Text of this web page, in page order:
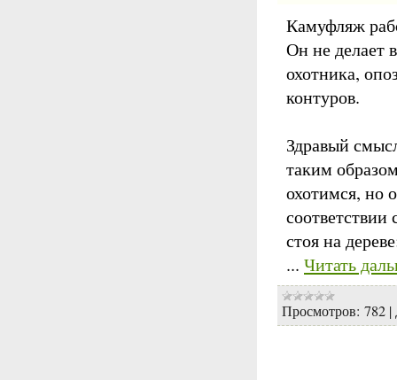
Камуфляж
Он не делает
охотника,
контуров.
Здравый
таким
охотимся, но
стоя на
... Читать
Просмотров: 782 |